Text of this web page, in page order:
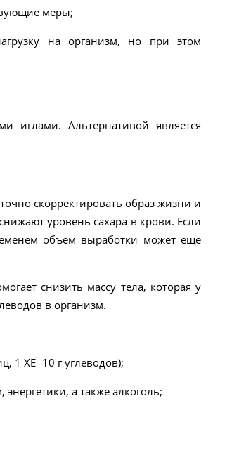
меры;
на организм, но при этом
Альтернативой является
скорректировать образ жизни и
уровень сахара в крови. Если
объем выработки может еще
снизить массу тела, которая у
в организм.
1 ХЕ=10 г углеводов);
а также алкоголь;